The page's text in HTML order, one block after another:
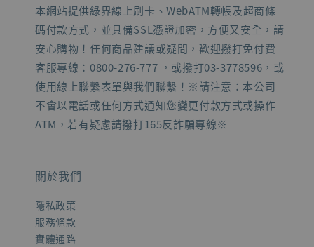
本網站提供綠界線上刷卡、WebATM轉帳及超商條
碼付款方式，並具備SSL憑證加密，方便又安全，請
安心購物！任何商品建議或疑問，歡迎撥打免付費
客服專線：0800-276-777 ，或撥打03-3778596，或
使用線上聯繫表單與我們聯繫！※請注意：本公司
不會以電話或任何方式通知您變更付款方式或操作
ATM，若有疑慮請撥打165反詐騙專線※
關於我們
隱私政策
服務條款
實體通路